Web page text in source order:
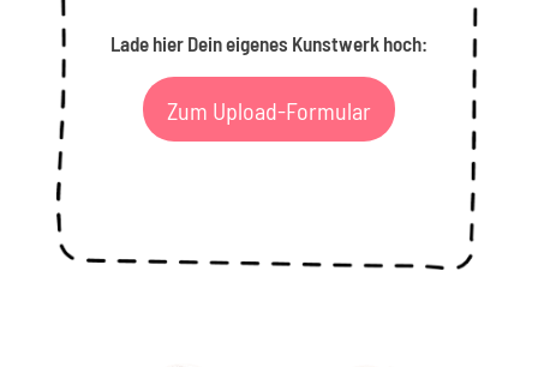
Lade hier Dein eigenes Kunstwerk hoch:
Zum Upload-Formular